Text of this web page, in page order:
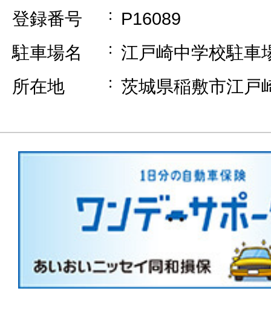
登録番号
P16089
駐車場名
江戸崎中学校駐車
所在地
茨城県稲敷市江戸